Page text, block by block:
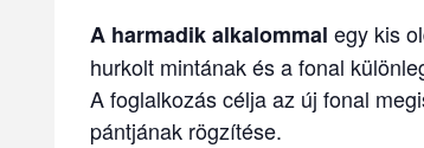
A harmadik alkalommal egy kis
hurkolt mintának és a fonal
A foglalkozás célja az új fonal
pántjának rögzítése.